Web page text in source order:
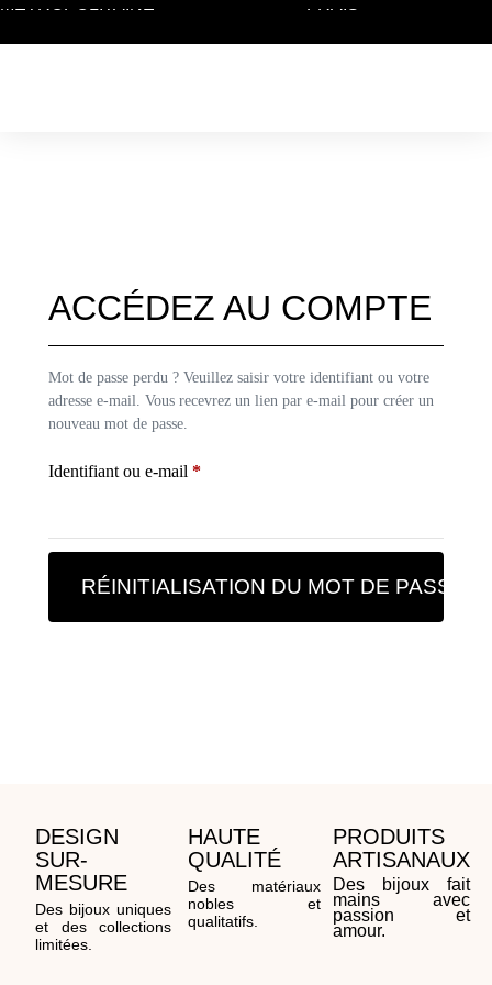
ACCÉDEZ AU COMPTE
Mot de passe perdu ? Veuillez saisir votre identifiant ou votre
adresse e-mail. Vous recevrez un lien par e-mail pour créer un
nouveau mot de passe.
Identifiant ou e-mail *
RÉINITIALISATION DU MOT DE PASSE
DESIGN
SUR-
MESURE
Des bijoux uniques
et des collections
limitées.
HAUTE
QUALITÉ
Des matériaux
nobles et
qualitatifs.
PRODUITS
ARTISANAUX
Des bijoux fait
mains avec
passion et
amour.